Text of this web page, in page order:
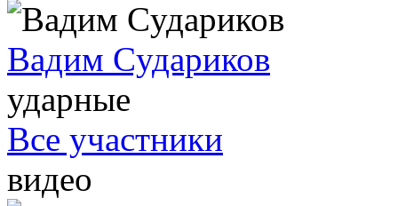
Вадим Cудариков
ударные
Все участники
видео